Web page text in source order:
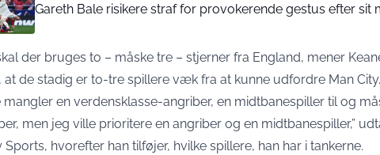
Gareth Bale risikere straf for provokerende gestus efter sit
der bruges to – måske tre – stjerner fra England, mener
at de stadig er to-tre spillere væk fra at kunne udfordre Man
mangler en verdensklasse-angriber, en midtbanespiller til og
men jeg ville prioritere en angriber og en midtbanespiller,”
Sports, hvorefter han tilføjer, hvilke spillere, han har i tankerne.